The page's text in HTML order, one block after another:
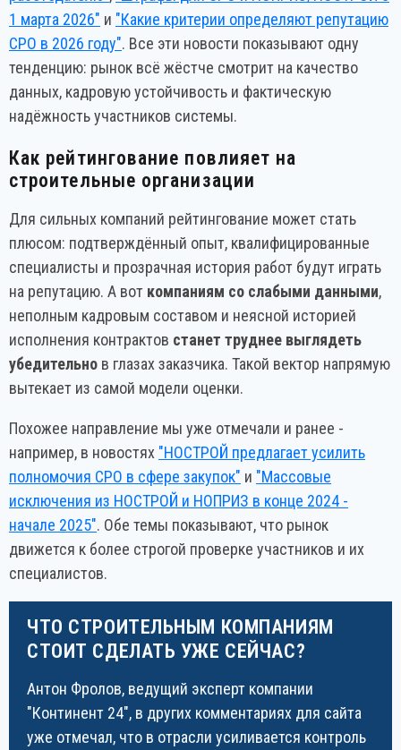
1 марта 2026" и "Какие критерии определяют репутацию
СРО в 2026 году". Все эти новости показывают одну
тенденцию: рынок всё жёстче смотрит на качество
данных, кадровую устойчивость и фактическую
надёжность участников системы.
Как рейтингование повлияет на
строительные организации
Для сильных компаний рейтингование может стать
плюсом: подтверждённый опыт, квалифицированные
специалисты и прозрачная история работ будут играть
на репутацию. А вот компаниям со слабыми данными,
неполным кадровым составом и неясной историей
исполнения контрактов станет труднее выглядеть
убедительно в глазах заказчика. Такой вектор напрямую
вытекает из самой модели оценки.
Похожее направление мы уже отмечали и ранее -
например, в новостях "НОСТРОЙ предлагает усилить
полномочия СРО в сфере закупок" и "Массовые
исключения из НОСТРОЙ и НОПРИЗ в конце 2024 -
начале 2025". Обе темы показывают, что рынок
движется к более строгой проверке участников и их
специалистов.
ЧТО СТРОИТЕЛЬНЫМ КОМПАНИЯМ
СТОИТ СДЕЛАТЬ УЖЕ СЕЙЧАС?
Антон Фролов, ведущий эксперт компании
"Континент 24", в других комментариях для сайта
уже отмечал, что в отрасли усиливается контроль